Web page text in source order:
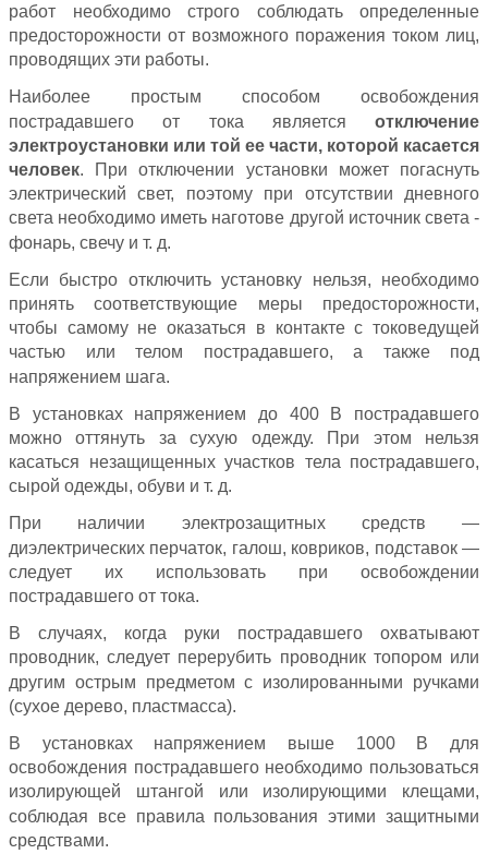
работ необходимо строго соблюдать определенные
предосторожности от возможного поражения током лиц,
проводящих эти работы.
Наиболее простым способом освобождения
пострадавшего от тока является отключение
электроустановки или той ее части, которой касается
человек. При отключении установки может погаснуть
электрический свет, поэтому при отсутствии дневного
света необходимо иметь наготове другой источник света -
фонарь, свечу и т. д.
Если быстро отключить установку нельзя, необходимо
принять соответствующие меры предосторожности,
чтобы самому не оказаться в контакте с токоведущей
частью или телом пострадавшего, а также под
напряжением шага.
В установках напряжением до 400 В пострадавшего
можно оттянуть за сухую одежду. При этом нельзя
касаться незащищенных участков тела пострадавшего,
сырой одежды, обуви и т. д.
При наличии электрозащитных средств —
диэлектрических перчаток, галош, ковриков, подставок —
следует их использовать при освобождении
пострадавшего от тока.
В случаях, когда руки пострадавшего охватывают
проводник, следует перерубить проводник топором или
другим острым предметом с изолированными ручками
(сухое дерево, пластмасса).
В установках напряжением выше 1000 В для
освобождения пострадавшего необходимо пользоваться
изолирующей штангой или изолирующими клещами,
соблюдая все правила пользования этими защитными
средствами.